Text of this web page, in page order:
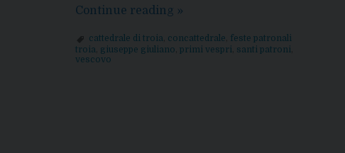
Continue reading Feste
Santi
»
cattedrale di troia concattedrale feste patronali
troia giuseppe giuliano primi vespri santi patroni
vescovo